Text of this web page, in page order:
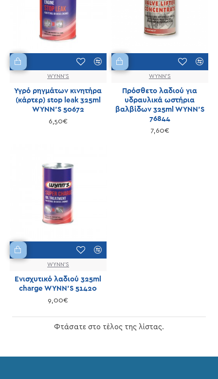
WYNN'S
Υγρό ρηγμάτων κινητήρα
(κάρτερ) stop leak 325ml
WYNN'S 50672
6,50€
WYNN'S
Πρόσθετο λαδιού για
υδραυλικά ωστήρια
βαλβίδων 325ml WYNN'S
76844
7,60€
WYNN'S
Ενισχυτικό λαδιού 325ml
charge WYNN'S 51420
9,00€
Φτάσατε στο τέλος της λίστας.